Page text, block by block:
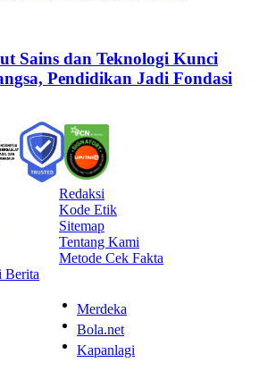
Sains dan Teknologi Kunci
Pendidikan Jadi Fondasi
Redaksi
Kode Etik
Sitemap
Tentang Kami
Metode Cek Fakta
Berita
Merdeka
Bola.net
Kapanlagi